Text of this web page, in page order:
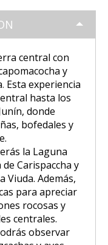
un Globo
Pillones |
y
/ 1
en
| Full day
day
de
3 días
Desde
Ancestral
Ancestral
Andina
– Cusco
4Noches
3Noches
3 noches
central con
y
. Esta experiencia
hasta los
donde
bofedales y
la Laguna
Carispaccha y
Viuda. Además,
para apreciar
rocosas y
centrales.
observar